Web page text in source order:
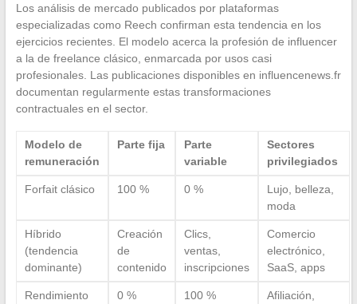
Los análisis de mercado publicados por plataformas
especializadas como Reech confirman esta tendencia en los
ejercicios recientes. El modelo acerca la profesión de influencer
a la de freelance clásico, enmarcada por usos casi
profesionales. Las publicaciones disponibles en influencenews.fr
documentan regularmente estas transformaciones
contractuales en el sector.
Modelo de
remuneración
Parte fija
Parte
variable
Sectores
privilegiados
Forfait clásico 100 % 0 %
Lujo, belleza,
moda
Híbrido
(tendencia
dominante)
Creación
de
contenido
Clics,
ventas,
inscripciones
Comercio
electrónico,
SaaS, apps
Rendimiento
0 % 100 %
Afiliación,